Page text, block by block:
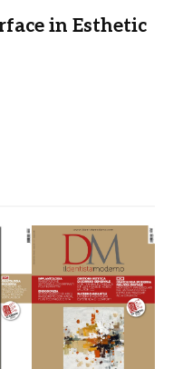
in Esthetic